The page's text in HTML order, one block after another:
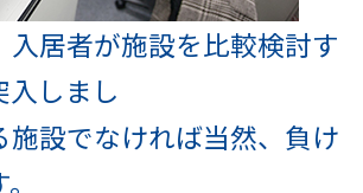
入居者が施設を比較検討す
入しまし
施設でなければ当然、負け